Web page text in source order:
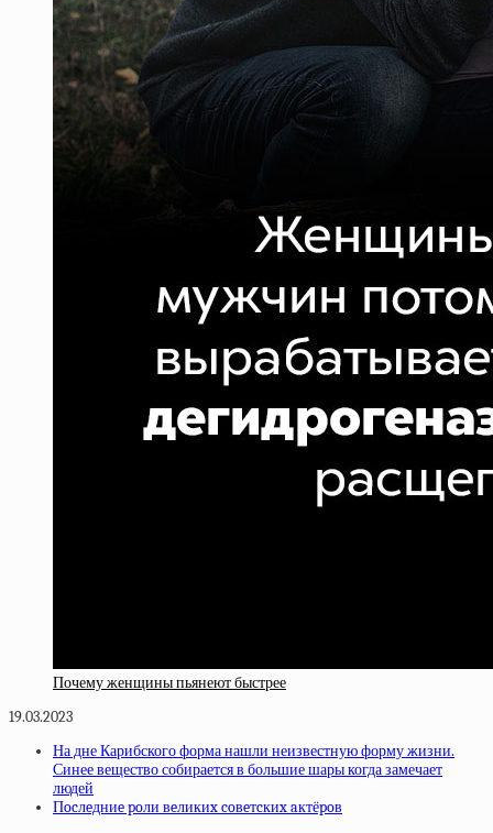
Почему женщины пьянеют быстрее
19.03.2023
На дне Карибского форма нашли неизвестную форму жизни.
Синее вещество собирается в большие шары когда замечает
людей
Пocлeдниe poли вeликиx coвeтcкиx aктёpoв